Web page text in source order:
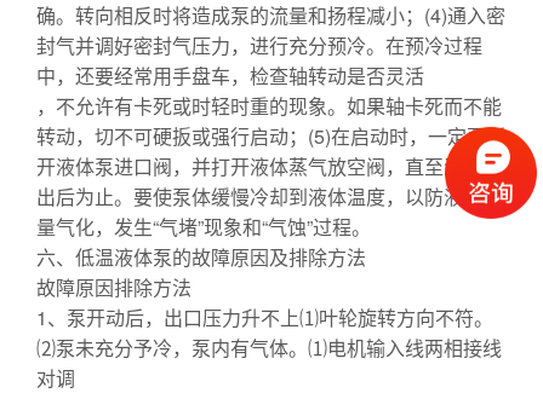
确。转向相反时将造成泵的流量和扬程减小；(4)通入密
封气并调好密封气压力，进行充分预冷。在预冷过程
中，还要经常用手盘车，检查轴转动是否灵活
，不允许有卡死或时轻时重的现象。如果轴卡死而不能
转动，切不可硬扳或强行启动；(5)在启动时，一定要渐
开液体泵进口阀，并打开液体蒸气放空阀，直至液体排
出后为止。要使泵体缓慢冷却到液体温度，以防液体大
量气化，发生“气堵”现象和“气蚀”过程。
六、低温液体泵的故障原因及排除方法
故障原因排除方法
1、泵开动后，出口压力升不上⑴叶轮旋转方向不符。
⑵泵未充分予冷，泵内有气体。⑴电机输入线两相接线
对调